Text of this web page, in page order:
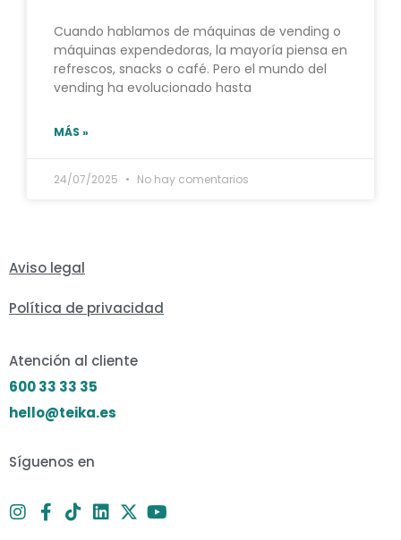
Cuando hablamos de máquinas de vending o
máquinas expendedoras, la mayoría piensa en
refrescos, snacks o café. Pero el mundo del
vending ha evolucionado hasta
MÁS »
24/07/2025 No hay comentarios
Aviso legal
Política de privacidad
Atención al cliente
600 33 33 35
hello@teika.es
Síguenos en